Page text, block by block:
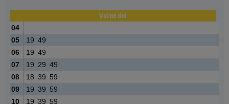
Voľné dni
04
05
19 49
06
19 49
07
19 29 49
08
18 39 59
09
19 39 59
10
19 39 59